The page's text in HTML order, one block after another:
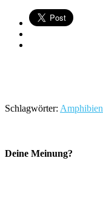
Schlagwörter: Amphibien
Deine Meinung?